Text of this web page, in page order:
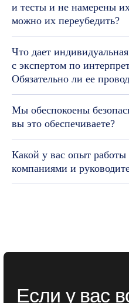
и тесты и не намерены
можно их переубедить?
Что дает
с экспертом по
Обязательно ли ее
Мы обеспокоены
вы это обеспечиваете?
Какой у вас опыт работы
компаниями и